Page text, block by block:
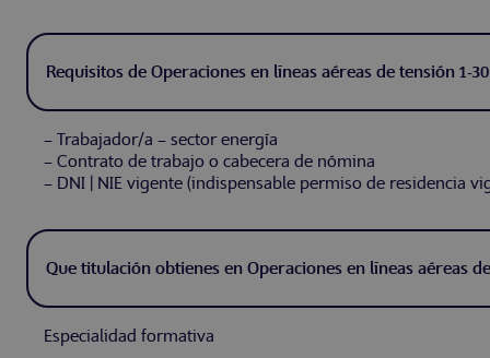
Requisitos de Operaciones en líneas aéreas de tensión 1-
– Trabajador/a – sector energía
– Contrato de trabajo o cabecera de nómina
– DNI | NIE vigente (indispensable permiso de residencia
Que titulación obtienes en Operaciones en líneas aéreas
Especialidad formativa